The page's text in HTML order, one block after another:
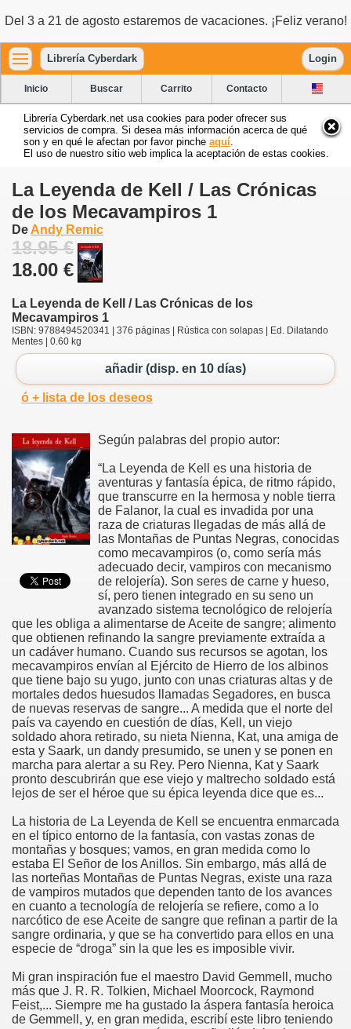
Del 3 a 21 de agosto estaremos de vacaciones. ¡Feliz verano!
Librería Cyberdark Login
Inicio Buscar Carrito Contacto
Librería Cyberdark.net usa cookies para poder ofrecer sus
servicios de compra. Si desea más información acerca de qué
son y en qué le afectan por favor pinche aquí
El uso de nuestro sitio web implica la aceptación de estas cookies.
La Leyenda de Kell / Las Crónicas
de los Mecavampiros 1
De Andy Remic
18.95 €
18.00 €
La Leyenda de Kell / Las Crónicas de los
Mecavampiros 1
ISBN: 9788494520341 | 376 páginas | Rústica con solapas | Ed. Dilatando
Mentes | 0.60 kg
añadir (disp. en 10 días)
ó + lista de los deseos
Según palabras del propio autor:
“La Leyenda de Kell es una historia de
aventuras y fantasía épica, de ritmo rápido,
que transcurre en la hermosa y noble tierra
de Falanor, la cual es invadida por una
raza de criaturas llegadas de más allá de
las Montañas de Puntas Negras, conocidas
como mecavampiros (o, como sería más
adecuado decir, vampiros con mecanismo
de relojería). Son seres de carne y hueso,
sí, pero tienen integrado en su seno un
avanzado sistema tecnológico de relojería
que les obliga a alimentarse de Aceite de sangre; alimento
que obtienen refinando la sangre previamente extraída a
un cadáver humano. Cuando sus recursos se agotan, los
mecavampiros envían al Ejército de Hierro de los albinos
que tiene bajo su yugo, junto con unas criaturas altas y de
mortales dedos huesudos llamadas Segadores, en busca
de nuevas reservas de sangre... A medida que el norte del
país va cayendo en cuestión de días, Kell, un viejo
soldado ahora retirado, su nieta Nienna, Kat, una amiga de
esta y Saark, un dandy presumido, se unen y se ponen en
marcha para alertar a su Rey. Pero Nienna, Kat y Saark
pronto descubrirán que ese viejo y maltrecho soldado está
lejos de ser el héroe que su épica leyenda dice que es...
La historia de La Leyenda de Kell se encuentra enmarcada
en el típico entorno de la fantasía, con vastas zonas de
montañas y bosques; vamos, en gran medida como lo
estaba El Señor de los Anillos. Sin embargo, más allá de
las norteñas Montañas de Puntas Negras, existe una raza
de vampiros mutados que dependen tanto de los avances
en cuanto a tecnología de relojería se refiere, como a lo
narcótico de ese Aceite de sangre que refinan a partir de la
sangre ordinaria, y que se ha convertido para ellos en una
especie de “droga” sin la que les es imposible vivir.
Mi gran inspiración fue el maestro David Gemmell, mucho
más que J. R. R. Tolkien, Michael Moorcock, Raymond
Feist,... Siempre me ha gustado la áspera fantasía heroica
de Gemmell, y, en gran medida, escribí este libro teniendo